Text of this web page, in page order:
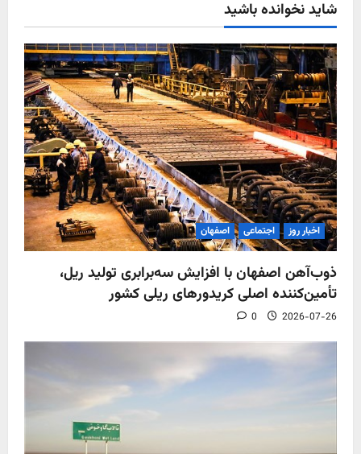
شاید نخوانده باشید
اخبار روز اجتماعی اصفهان
ذوب‌آهن اصفهان با افزایش سه‌برابری تولید ریل،
تأمین‌کننده اصلی کریدورهای ریلی کشور
2026-07-26
0